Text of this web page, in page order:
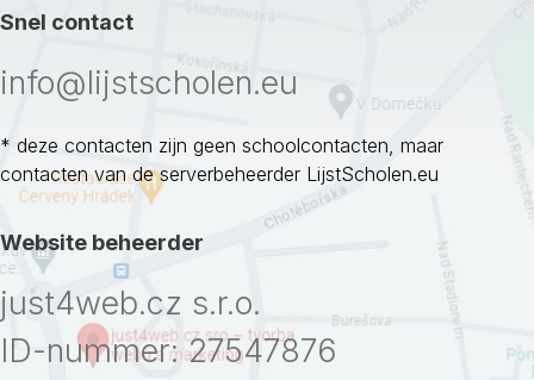
Snel contact
info@lijstscholen.eu
* deze contacten zijn geen schoolcontacten, maar
contacten van de serverbeheerder LijstScholen.eu
Website beheerder
just4web.cz s.r.o.
ID-nummer: 27547876